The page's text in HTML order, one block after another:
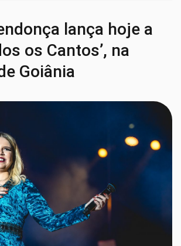
lança hoje a
os Cantos’, na
Goiânia